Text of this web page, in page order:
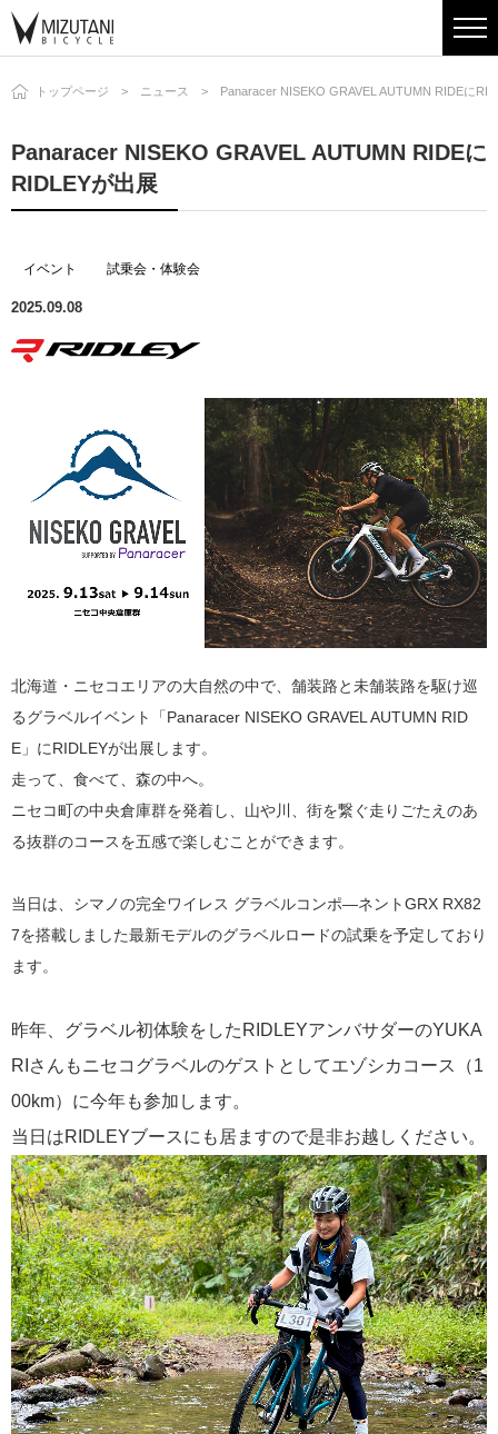
トップページ ニュース Panaracer NISEKO GRAVEL AUTUMN RIDEに
Panaracer NISEKO GRAVEL AUTUMN RIDEに
RIDLEYが出展
イベント 試乗会・体験会
2025.09.08
北海道・ニセコエリアの大自然の中で、舗装路と未舗装路を駆け巡
るグラベルイベント「Panaracer NISEKO GRAVEL AUTUMN RID
E」にRIDLEYが出展します。
走って、食べて、森の中へ。
ニセコ町の中央倉庫群を発着し、山や川、街を繋ぐ走りごたえのあ
る抜群のコースを五感で楽しむことができます。
当日は、シマノの完全ワイレス グラベルコンポ―ネントGRX RX82
7を搭載しました最新モデルのグラベルロードの試乗を予定しており
ます。
昨年、グラベル初体験をしたRIDLEYアンバサダーのYUKA
RIさんもニセコグラベルのゲストとしてエゾシカコース（1
00km）に今年も参加します。
当日はRIDLEYブースにも居ますので是非お越しください。